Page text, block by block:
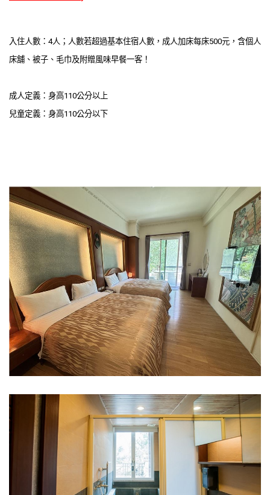
入住人數：4人；人數若超過基本住宿人數，成人加床每床500元，含個人
床舖、被子、毛巾及附贈風味早餐一客！
成人定義：身高110公分以上
兒童定義：身高110公分以下